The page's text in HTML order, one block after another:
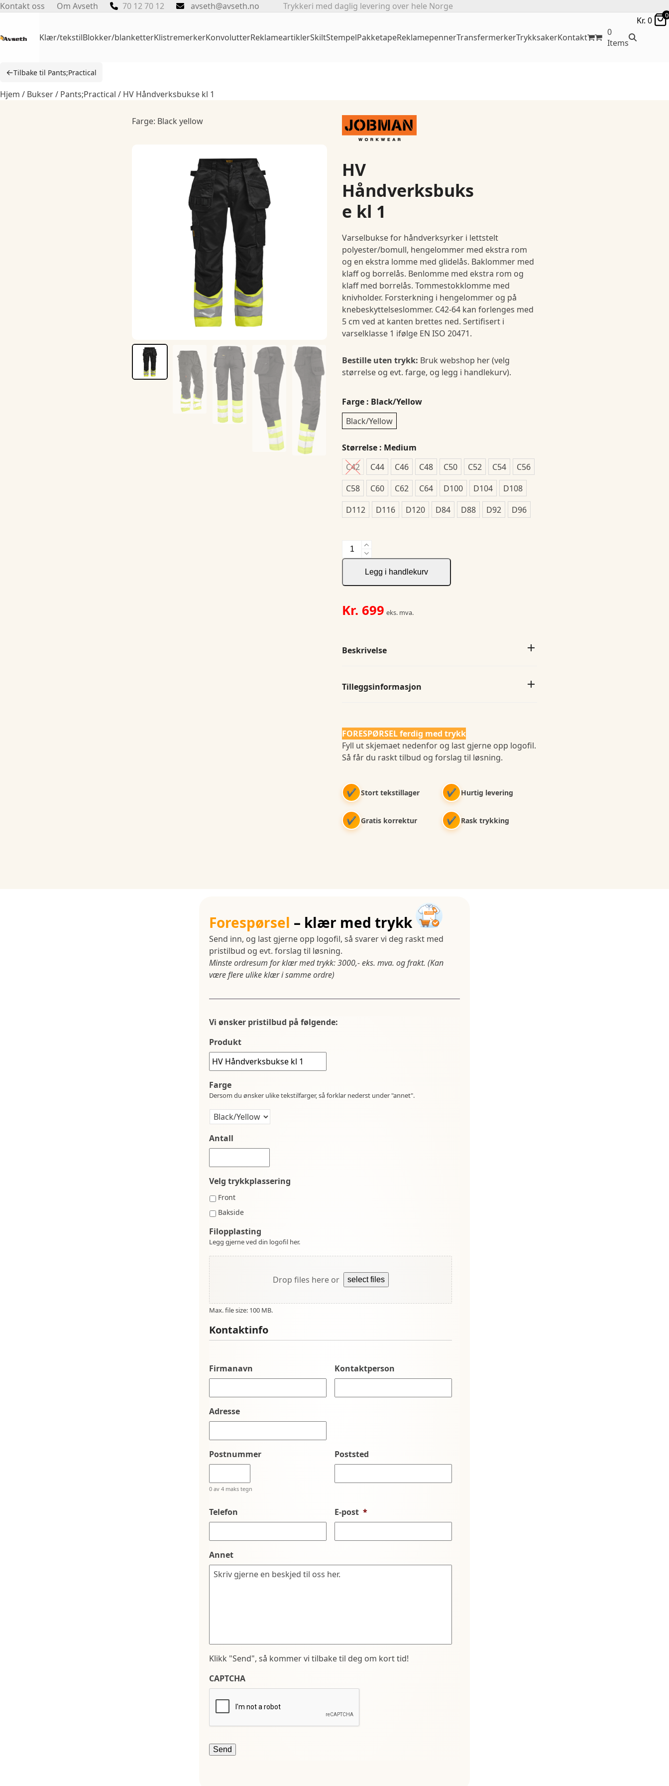
Skip
Kontakt oss Om Avseth 70 12 70 12 avseth@avseth.no Trykkeri med daglig levering over hele Norge
Klær/tekstilBlokker/blanketterKlistremerkerKonvolutterReklameartiklerSkiltStempelPakketapeReklamepennerTransfermerkerTrykksakerKontakt
0
Items
Kr. 0 0
←Tilbake til Pants;Practical
Hjem / Bukser/ Pants;Practical / HV Håndverksbukse kl 1
Farge: Black yellow
HV
Håndverksbuks
e kl 1
Varselbukse for håndverksyrker i lettstelt
polyester/bomull, hengelommer med ekstra rom
og en ekstra lomme med glidelås. Baklommer med
klaff og borrelås. Benlomme med ekstra rom og
klaff med borrelås. Tommestokklomme med
knivholder. Forsterkning i hengelommer og på
knebeskyttelseslommer. C42-64 kan forlenges med
5 cm ved at kanten brettes ned. Sertifisert i
varselklasse 1 ifølge EN ISO 20471.
Bestille uten trykk: Bruk webshop her (velg
størrelse og evt. farge, og legg i handlekurv).
Farge : Black/Yellow
Black/Yellow
Størrelse : Medium
C42
C44 C46 C48 C50 C52 C54
C56
C58
C60 C62 C64 D100 D104
D108
D112
D116 D120 D84 D88 D92 D96
HV
Håndverksbukse
1
Legg i handlekurv
Kr. 699 eks. mva.
Beskrivelse
Tilleggsinformasjon
FORESPØRSEL ferdig med trykk
Fyll ut skjemaet nedenfor og last gjerne opp logofil.
Så får du raskt tilbud og forslag til løsning.
✔ Stort tekstillager ✔ Hurtig levering
✔ Gratis korrektur ✔ Rask trykking
Forespørsel – klær med trykk
Send inn, og last gjerne opp logofil, så svarer vi deg raskt med
pristilbud og evt. forslag til løsning.
Minste ordresum for klær med trykk: 3000,- eks. mva. og frakt. (Kan
være flere ulike klær i samme ordre)
Vi ønsker pristilbud på følgende:
Produkt
Farge
Dersom du ønsker ulike tekstilfarger, så forklar nederst under "annet".
Antall
Velg trykkplassering
Front
Bakside
Filopplasting
Legg gjerne ved din logofil her.
Drop files here or select files
Max. file size: 100 MB.
Kontaktinfo
Firmanavn Kontaktperson
Adresse
Postnummer
0 av 4 maks tegn
Poststed
Telefon E-post *
Annet
Klikk "Send", så kommer vi tilbake til deg om kort tid!
CAPTCHA